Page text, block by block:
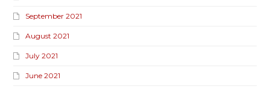
September 2021
August 2021
July 2021
June 2021